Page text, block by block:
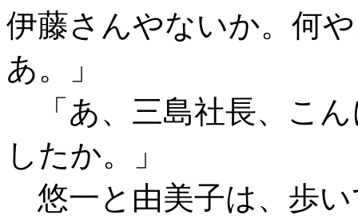
伊藤さんやないか。何
あ。」
「あ、三島社長、こ
したか。」
悠一と由美子は、歩